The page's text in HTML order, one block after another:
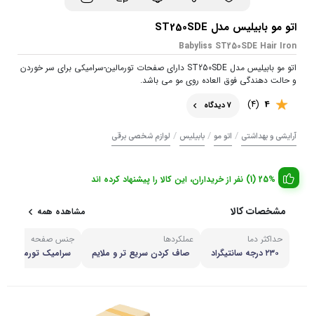
اتو مو بابیلیس مدل ST250SDE
Babyliss ST250SDE Hair Iron
اتو مو بابیلیس مدل ST250SDE دارای صفحات تورمالین-سرامیکی برای سر خوردن
و حالت دهندگی فوق العاده روی مو می باشد.
4
(4) 7 دیدگاه
آرایشی و بهداشتی / اتو مو / بابیلیس / لوازم شخصی برقی
25% (1) نفر از خریداران، این کالا را پیشنهاد کرده اند
مشخصات کالا مشاهده همه
حداکثر دما
۲۳۰ درجه سانتیگراد
عملکردها
صاف کردن سریع تر و ملایم
جنس صفحه
سرامیک تورمالین